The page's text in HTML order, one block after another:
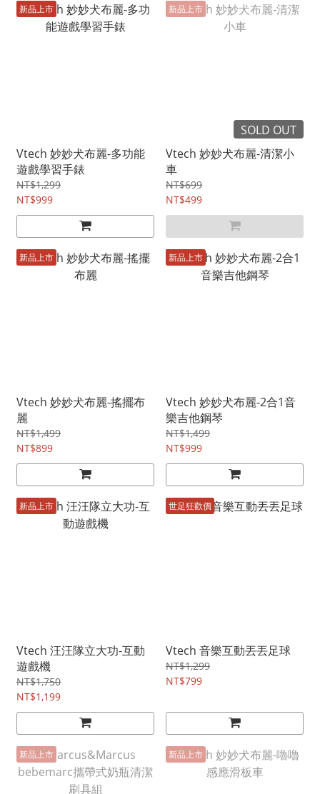
新品上市
Vtech 妙妙犬布麗-多功能
遊戲學習手錶
NT$1,299
NT$999
新品上市
SOLD OUT
Vtech 妙妙犬布麗-清潔小
車
NT$699
NT$499
新品上市
Vtech 妙妙犬布麗-搖擺布
麗
NT$1,499
NT$899
新品上市
Vtech 妙妙犬布麗-2合1音
樂吉他鋼琴
NT$1,499
NT$999
新品上市
Vtech 汪汪隊立大功-互動
遊戲機
NT$1,750
NT$1,199
世足狂歡價
Vtech 音樂互動丟丟足球
NT$1,299
NT$799
新品上市 新品上市